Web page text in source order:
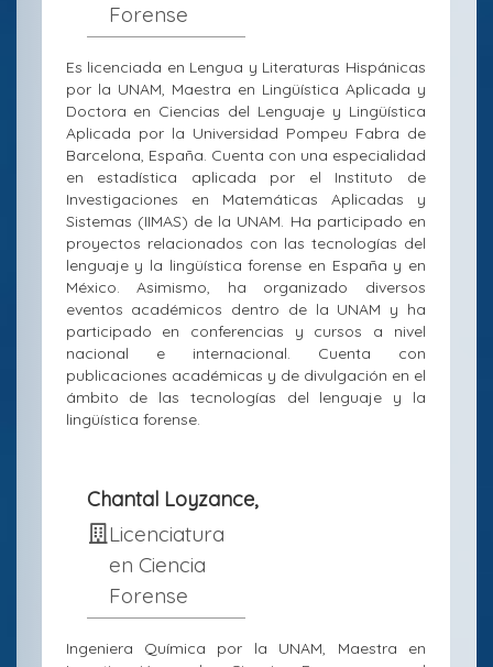
Forense
Es licenciada en Lengua y Literaturas Hispánicas
por la UNAM, Maestra en Lingüística Aplicada y
Doctora en Ciencias del Lenguaje y Lingüística
Aplicada por la Universidad Pompeu Fabra de
Barcelona, España. Cuenta con una especialidad
en estadística aplicada por el Instituto de
Investigaciones en Matemáticas Aplicadas y
Sistemas (IIMAS) de la UNAM. Ha participado en
proyectos relacionados con las tecnologías del
lenguaje y la lingüística forense en España y en
México. Asimismo, ha organizado diversos
eventos académicos dentro de la UNAM y ha
participado en conferencias y cursos a nivel
nacional e internacional. Cuenta con
publicaciones académicas y de divulgación en el
ámbito de las tecnologías del lenguaje y la
lingüística forense.
Chantal Loyzance,
Licenciatura
en Ciencia
Forense
Ingeniera Química por la UNAM, Maestra en